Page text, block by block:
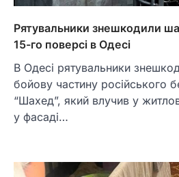
Рятувальники знешкодили
15-го поверсі в Одесі
В Одесі рятувальники
бойову частину російського
“Шахед”, який влучив у
у фасаді…